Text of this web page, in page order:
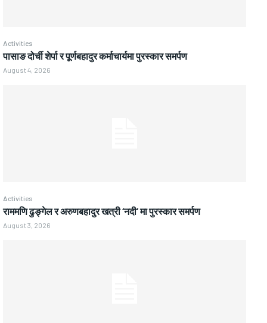
Activities
पासाङ दोर्ची शेर्पा र पूर्णबहादुर कर्माचार्यमा पुरस्कार समर्पण
August 4, 2026
Activities
राममणि ढुङ्गेल र अरुणबहादुर खत्री ‘नदी’ मा पुरस्कार समर्पण
August 3, 2026